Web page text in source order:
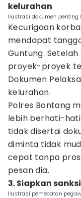
kelurahan
Ilustrasi dokumen penting
Kecurigaan
mendapat
Guntung.
proyek-proyek
Dokumen
kelurahan.
Polres Bontang
lebih berhati-
tidak disertai
diminta tidak
cepat tanpa
pesan dia.
3. Siapkan
Ilustrasi pemecatan